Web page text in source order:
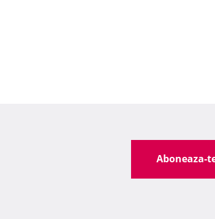
Aboneaza-